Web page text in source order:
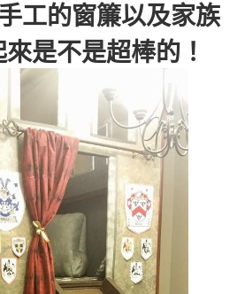
工的窗簾以及家族
是不是超棒的！